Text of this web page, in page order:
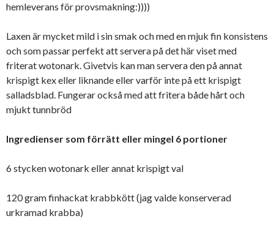
hemleverans för provsmakning:))))
Laxen är mycket mild i sin smak och med en mjuk fin konsistens
och som passar perfekt att servera på det här viset med
friterat wotonark. Givetvis kan man servera den på annat
krispigt kex eller liknande eller varför inte på ett krispigt
salladsblad. Fungerar också med att fritera både hårt och
mjukt tunnbröd
Ingredienser som förrätt eller mingel 6 portioner
6 stycken wotonark eller annat krispigt val
120 gram finhackat krabbkött (jag valde konserverad
urkramad krabba)